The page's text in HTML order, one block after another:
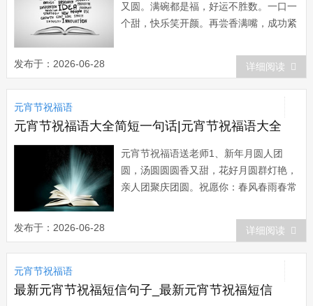
又圆。满碗都是福，好运不胜数。一口一
个甜，快乐笑开颜。再尝香满嘴，成功紧
上的月儿圆又圆，碗中的汤圆圆又圆，世
间的人们团团圆，心中的梦想圆又圆。中
秋佳节到来之际，祝您圆梦圆心，全家团
团圆圆喜气洋洋乐无穷! 通往健康的
路需要...
发布于：2026-06-28 详细阅读
元宵节祝福语
元宵节祝福语大全简短一句话|元宵节祝福语大全
元宵节祝福语送老师1、新年月圆人团
圆，汤圆圆圆香又甜，花好月圆群灯艳，
亲人团聚庆团圆。祝愿你：春风春雨春常
圆圆!2、新年过完，欢笑没散。好运接
连，花好月圆。元宵来伴，月圆人圆。吃
口圆宵，心如蜜甜。温馨的元宵节祝福1
元宵节到了，送你一碗甜蜜的汤圆，用幸
福包裹宽容，...
发布于：2026-06-28 详细阅读
元宵节祝福语
最新元宵节祝福短信句子_最新元宵节祝福短信